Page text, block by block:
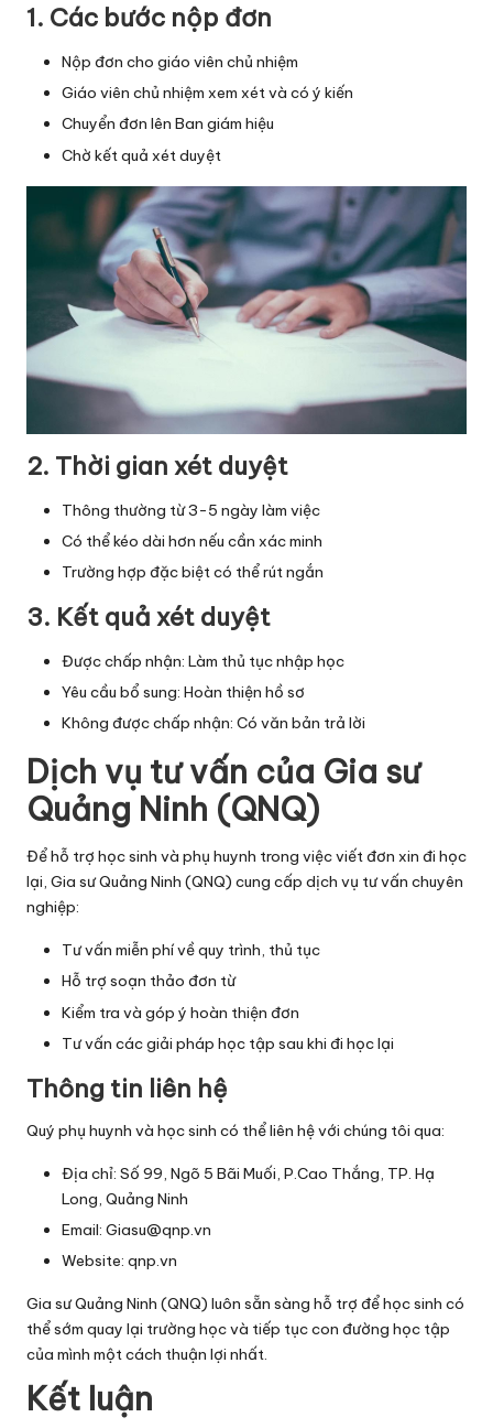
1. Các bước nộp đơn
Nộp đơn cho giáo viên chủ nhiệm
Giáo viên chủ nhiệm xem xét và có ý kiến
Chuyển đơn lên Ban giám hiệu
Chờ kết quả xét duyệt
2. Thời gian xét duyệt
Thông thường từ 3-5 ngày làm việc
Có thể kéo dài hơn nếu cần xác minh
Trường hợp đặc biệt có thể rút ngắn
3. Kết quả xét duyệt
Được chấp nhận: Làm thủ tục nhập học
Yêu cầu bổ sung: Hoàn thiện hồ sơ
Không được chấp nhận: Có văn bản trả lời
Dịch vụ tư vấn của Gia sư
Quảng Ninh (QNQ)
Để hỗ trợ học sinh và phụ huynh trong việc viết đơn xin đi học
lại, Gia sư Quảng Ninh (QNQ) cung cấp dịch vụ tư vấn chuyên
nghiệp:
Tư vấn miễn phí về quy trình, thủ tục
Hỗ trợ soạn thảo đơn từ
Kiểm tra và góp ý hoàn thiện đơn
Tư vấn các giải pháp học tập sau khi đi học lại
Thông tin liên hệ
Quý phụ huynh và học sinh có thể liên hệ với chúng tôi qua:
Địa chỉ: Số 99, Ngõ 5 Bãi Muối, P.Cao Thắng, TP. Hạ
Long, Quảng Ninh
Email: Giasu@qnp.vn
Website: qnp.vn
Gia sư Quảng Ninh (QNQ) luôn sẵn sàng hỗ trợ để học sinh có
thể sớm quay lại trường học và tiếp tục con đường học tập
của mình một cách thuận lợi nhất.
Kết luận